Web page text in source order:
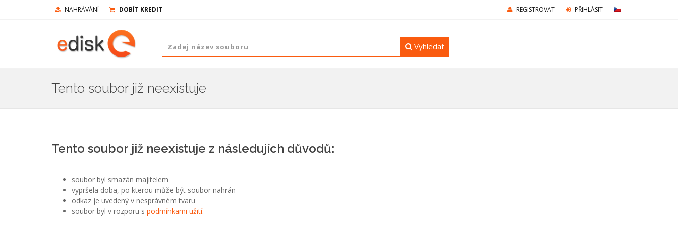
REGISTROVAT PŘIHLÁSIT
NAHRÁVÁNÍ DOBÍT KREDIT
Vyhledat
Tento soubor již neexistuje
Tento soubor již neexistuje z následujích důvodů:
soubor byl smazán majitelem
vypršela doba, po kterou může být soubor nahrán
odkaz je uvedený v nesprávném tvaru
soubor byl v rozporu s podmínkami užití.